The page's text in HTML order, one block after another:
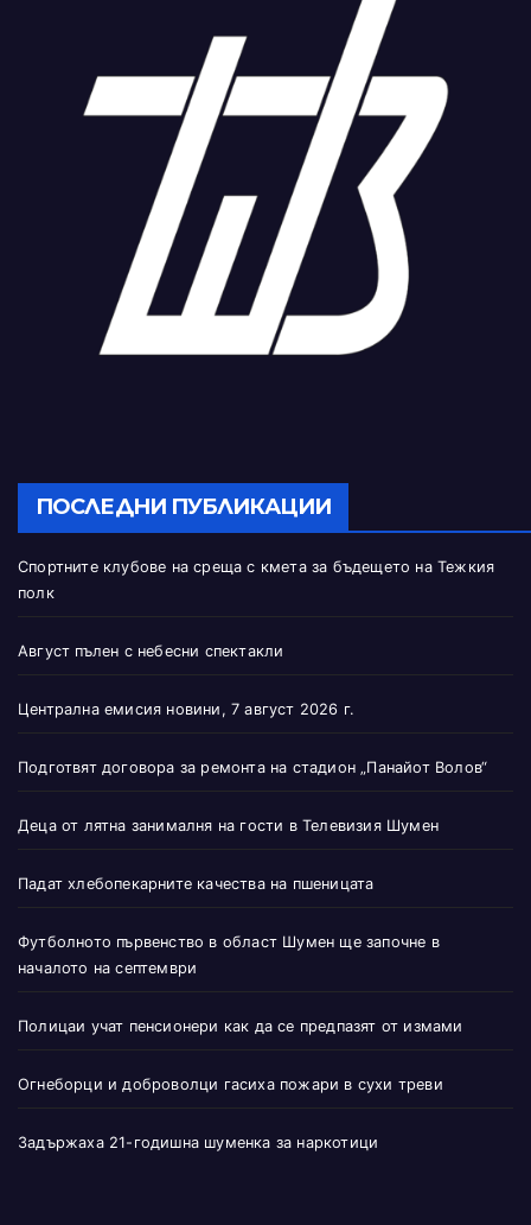
ПОСЛЕДНИ ПУБЛИКАЦИИ
Спортните клубове на среща с кмета за бъдещето на Тежкия
полк
Август пълен с небесни спектакли
Централна емисия новини, 7 август 2026 г.
Подготвят договора за ремонта на стадион „Панайот Волов“
Деца от лятна занималня на гости в Телевизия Шумен
Падат хлебопекарните качества на пшеницата
Футболното първенство в област Шумен ще започне в
началото на септември
Полицаи учат пенсионери как да се предпазят от измами
Огнеборци и доброволци гасиха пожари в сухи треви
Задържаха 21-годишна шуменка за наркотици